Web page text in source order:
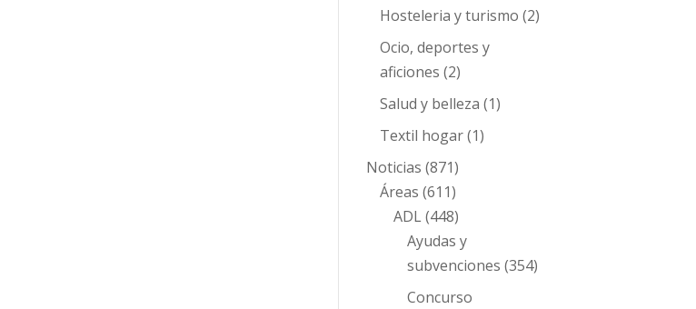
Hosteleria y turismo (2)
Ocio, deportes y
aficiones (2)
Salud y belleza (1)
Textil hogar(1)
Noticias (871)
Áreas (611)
ADL(448)
Ayudas y
subvenciones (354)
Concurso